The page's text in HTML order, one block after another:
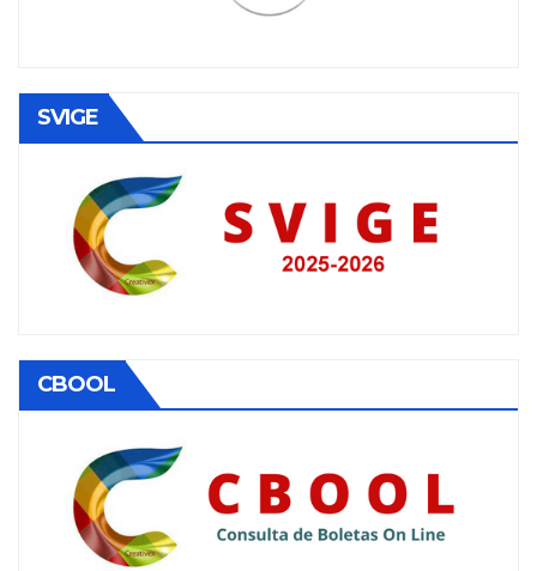
SVIGE
CBOOL